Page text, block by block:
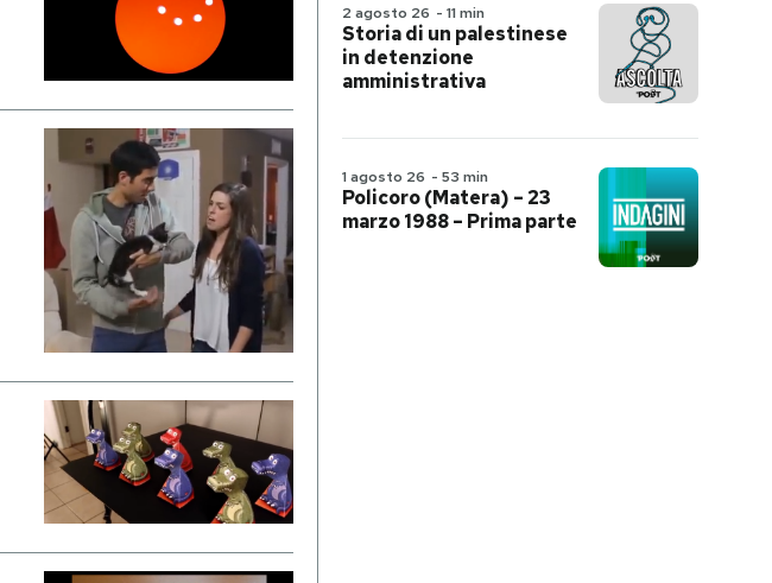
2 agosto 26 - 11 min
Storia di un palestinese
in detenzione
amministrativa
1 agosto 26 - 53 min
Policoro (Matera) – 23
marzo 1988 – Prima parte